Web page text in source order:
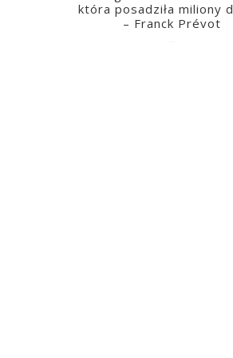
która posadziła miliony
– Franck Prévot